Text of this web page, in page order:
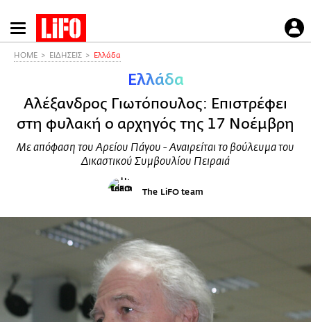
Παράκαμψη
προς
HOME ΕΙΔΗΣΕΙΣ Ελλάδα
Ελλάδα
Αλέξανδρος Γιωτόπουλος: Επιστρέφει
στη φυλακή ο αρχηγός της 17 Νοέμβρη
Με απόφαση του Αρείου Πάγου - Αναιρείται το βούλευμα του
Δικαστικού Συμβουλίου Πειραιά
The LiFO team